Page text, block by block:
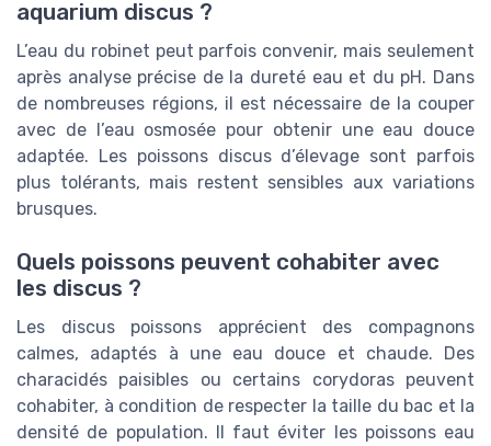
aquarium discus ?
L’eau du robinet peut parfois convenir, mais seulement
après analyse précise de la dureté eau et du pH. Dans
de nombreuses régions, il est nécessaire de la couper
avec de l’eau osmosée pour obtenir une eau douce
adaptée. Les poissons discus d’élevage sont parfois
plus tolérants, mais restent sensibles aux variations
brusques.
Quels poissons peuvent cohabiter avec
les discus ?
Les discus poissons apprécient des compagnons
calmes, adaptés à une eau douce et chaude. Des
characidés paisibles ou certains corydoras peuvent
cohabiter, à condition de respecter la taille du bac et la
densité de population. Il faut éviter les poissons eau